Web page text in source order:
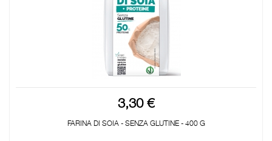
3,30 €
FARINA DI SOIA - SENZA GLUTINE - 400 G